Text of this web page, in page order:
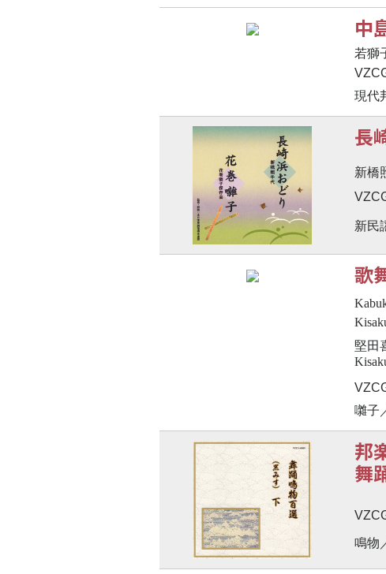
中
若獅
現代
長
新橋
新民
歌
堅田
囃子
邦
舞
鳴物